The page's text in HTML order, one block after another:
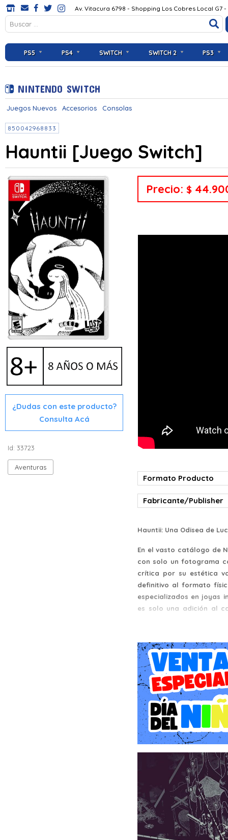
Av. Vitacura 6798 - Shopping Los Cobres Local G7
PS5 PS4 SWITCH SWITCH 2 PS3
NINTENDO SWITCH
Juegos Nuevos Accesorios Consolas
850042968833
Hauntii [Juego Switch]
¿Dudas con este producto?
Consulta Acá
Id: 33723
Aventuras
Precio: $
Formato Producto
Fabricante/Publisher
Hauntii: Una Odisea de
En el vasto catálogo de
con solo un fotograma
crítica por su estética
definitivo al formato
especializados en joyas
es solo una adición al
Un Viaje al Corazón de la
La historia de Hauntii
a la Eternidad, un plano
paisaje. Sin embargo,
fascinante capacidad
con un mundo que, a
A medida que
emocional. No se apoya
que recuperamos
de melancolía, amor y
Jugabilidad: El Arte de la
Hauntii rompe los
mover al personaje con